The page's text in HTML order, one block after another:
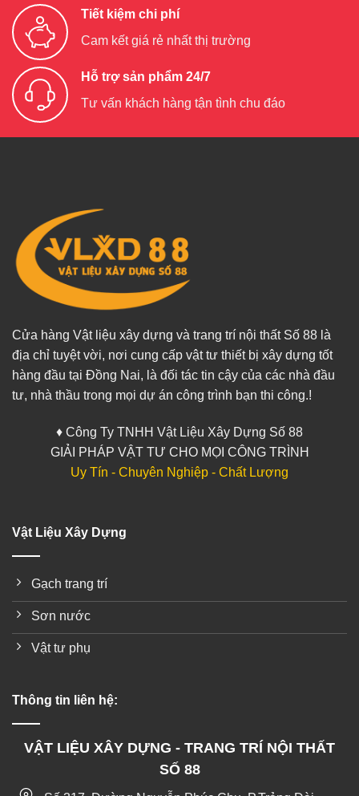
Tiết kiệm chi phí
Cam kết giá rẻ nhất thị trường
Hỗ trợ sản phẩm 24/7
Tư vấn khách hàng tận tình chu đáo
Cửa hàng Vật liệu xây dựng và trang trí nội thất Số 88 là
địa chỉ tuyệt vời, nơi cung cấp vật tư thiết bị xây dựng tốt
hàng đầu tại Đồng Nai, là đối tác tin cậy của các nhà đầu
tư, nhà thầu trong mọi dự án công trình bạn thi công.!
♦ Công Ty TNHH Vật Liệu Xây Dựng Số 88
GIẢI PHÁP VẬT TƯ CHO MỌI CÔNG TRÌNH
Uy Tín - Chuyên Nghiệp - Chất Lượng
Vật Liệu Xây Dựng
Gạch trang trí
Sơn nước
Vật tư phụ
Thông tin liên hệ:
VẬT LIỆU XÂY DỰNG - TRANG TRÍ NỘI THẤT
SỐ 88